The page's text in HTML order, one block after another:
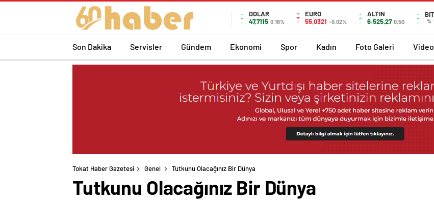
DOLAR
47,7115 0.16%
EURO
55,0321 -0.02%
ALTIN
6.525,27 0,50 %
Son Dakika Servisler Gündem Ekonomi Spor Kadın Foto Galeri
Tokat Haber Gazetesi Genel Tutkunu Olacağınız Bir Dünya
Tutkunu Olacağınız Bir Dünya